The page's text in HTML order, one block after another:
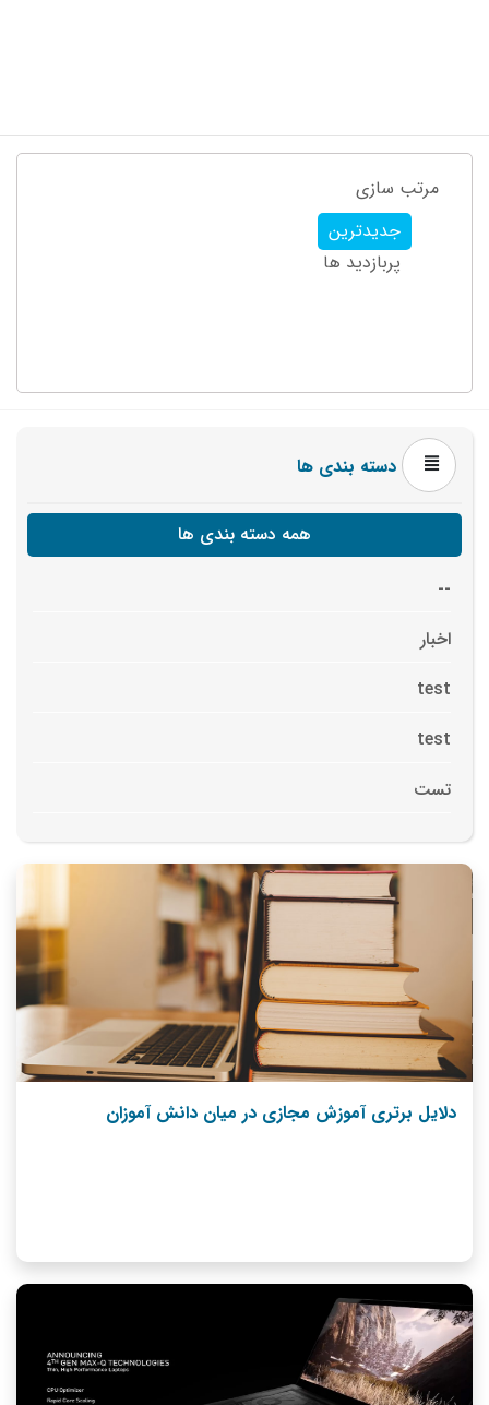
مرتب سازی
جدیدترین
پربازدید ها
دسته بندی ها
همه دسته بندی ها
--
اخبار
test
test
تست
دلایل برتری آموزش مجازی در میان دانش آموزان